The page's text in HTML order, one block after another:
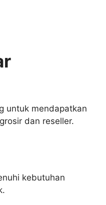
untuk mendapatkan
dan reseller.
kebutuhan